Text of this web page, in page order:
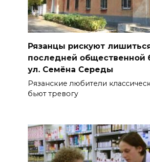
Рязанцы рискуют
последней общественной
ул. Семёна Середы
Рязанские любители
бьют тревогу